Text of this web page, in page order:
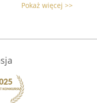
Pokaż więcej >>